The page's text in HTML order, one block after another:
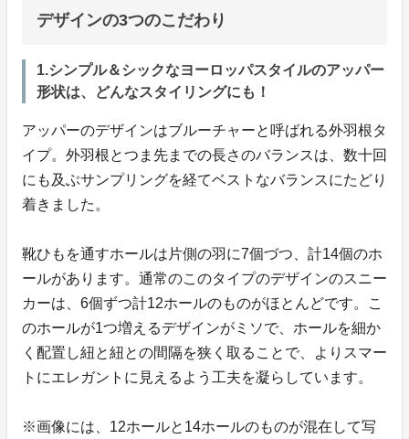
デザインの3つのこだわり
1.シンプル＆シックなヨーロッパスタイルのアッパー
形状は、どんなスタイリングにも！
アッパーのデザインはブルーチャーと呼ばれる外羽根タ
イプ。外羽根とつま先までの長さのバランスは、数十回
にも及ぶサンプリングを経てベストなバランスにたどり
着きました。
靴ひもを通すホールは片側の羽に7個づつ、計14個のホ
ールがあります。通常のこのタイプのデザインのスニー
カーは、6個ずつ計12ホールのものがほとんどです。こ
のホールが1つ増えるデザインがミソで、ホールを細か
く配置し紐と紐との間隔を狭く取ることで、よりスマー
トにエレガントに見えるよう工夫を凝らしています。
※画像には、12ホールと14ホールのものが混在して写